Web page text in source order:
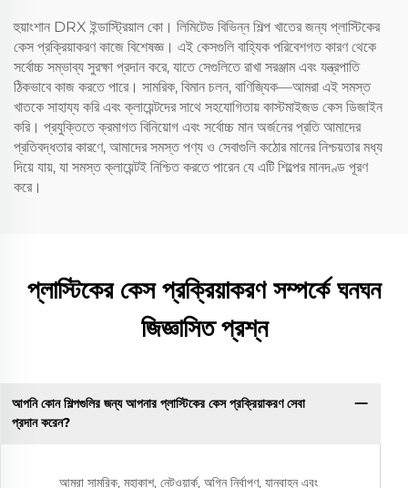
হুয়াংশান DRX ইন্ডাস্ট্রিয়াল কো। লিমিটেড বিভিন্ন শিল্প খাতের জন্য প্লাস্টিকের
কেস প্রক্রিয়াকরণ কাজে বিশেষজ্ঞ। এই কেসগুলি বাহ্যিক পরিবেশগত কারণ থেকে
সর্বোচ্চ সম্ভাব্য সুরক্ষা প্রদান করে, যাতে সেগুলিতে রাখা সরঞ্জাম এবং যন্ত্রপাতি
ঠিকভাবে কাজ করতে পারে। সামরিক, বিমান চলন, বাণিজ্যিক—আমরা এই সমস্ত
খাতকে সাহায্য করি এবং ক্লায়েন্টদের সাথে সহযোগিতায় কাস্টমাইজড কেস ডিজাইন
করি। প্রযুক্তিতে ক্রমাগত বিনিয়োগ এবং সর্বোচ্চ মান অর্জনের প্রতি আমাদের
প্রতিবদ্ধতার কারণে, আমাদের সমস্ত পণ্য ও সেবাগুলি কঠোর মানের নিশ্চয়তার মধ্য
দিয়ে যায়, যা সমস্ত ক্লায়েন্টই নিশ্চিত করতে পারেন যে এটি শিল্পের মানদণ্ড পূরণ
করে।
প্লাস্টিকের কেস প্রক্রিয়াকরণ সম্পর্কে ঘনঘন
জিজ্ঞাসিত প্রশ্ন
আপনি কোন শিল্পগুলির জন্য আপনার প্লাস্টিকের কেস প্রক্রিয়াকরণ সেবা
প্রদান করেন?
আমরা সামরিক, মহাকাশ, নেটওয়ার্ক, অগ্নি নির্বাপণ, যানবাহন এবং